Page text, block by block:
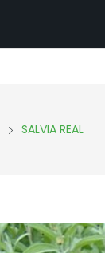
SALVIA REAL